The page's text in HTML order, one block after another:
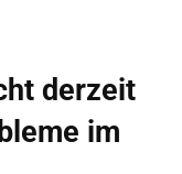
derzeit
im